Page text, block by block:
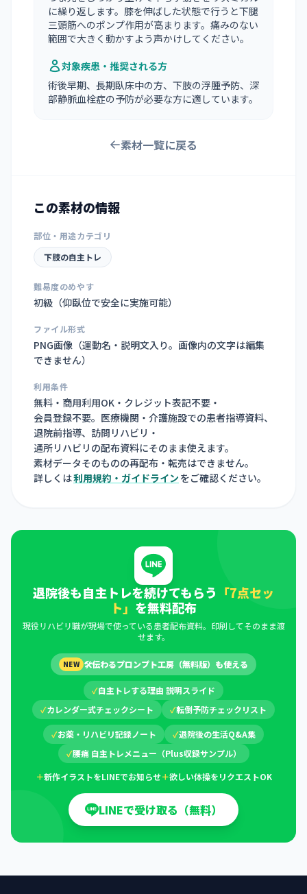
に繰り返します。膝を伸ばした状態で行うと下腿
三頭筋へのポンプ作用が高まります。痛みのない
範囲で大きく動かすよう声かけしてください。
対象疾患・推奨される方
術後早期、長期臥床中の方、下肢の浮腫予防、深
部静脈血栓症の予防が必要な方に適しています。
素材一覧に戻る
この素材の情報
部位・用途カテゴリ
下肢の自主トレ
難易度のめやす
初級（仰臥位で安全に実施可能）
ファイル形式
PNG画像（運動名・説明文入り。画像内の文字は編集
できません）
利用条件
無料・商用利用OK・クレジット表記不要・
会員登録不要。医療機関・介護施設での患者指導資料、
退院前指導、訪問リハビリ・
通所リハビリの配布資料にそのまま使えます。
素材データそのものの再配布・転売はできません。
詳しくは利用規約・ガイドライン をご確認ください。
退院後も自主トレを続けてもらう 「7点セッ
ト」 を無料配布
現役リハビリ職が現場で使っている患者配布資料。印刷してそのまま渡
せます。
NEW 🛠伝わるプロンプト工房（無料版）も使える
✓自主トレする理由 説明スライド
✓カレンダー式チェックシート ✓転倒予防チェックリスト
✓お薬・リハビリ記録ノート ✓退院後の生活Q&A集
✓腰痛 自主トレメニュー（Plus収録サンプル）
＋新作イラストをLINEでお知らせ＋欲しい体操をリクエストOK
LINEで受け取る（無料）